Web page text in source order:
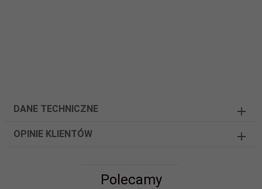
DANE TECHNICZNE
OPINIE KLIENTÓW
Polecamy